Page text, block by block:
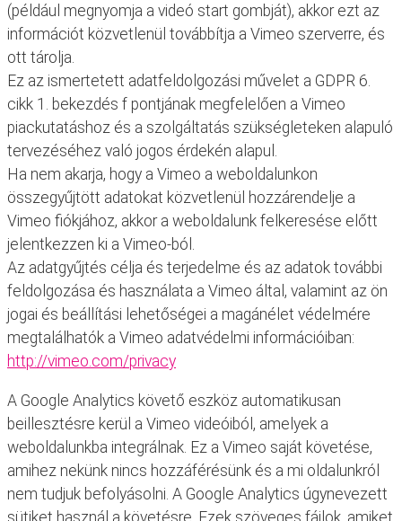
(például megnyomja a videó start gombját), akkor ezt az
információt közvetlenül továbbítja a Vimeo szerverre, és
ott tárolja.
Ez az ismertetett adatfeldolgozási művelet a GDPR 6.
cikk 1. bekezdés f pontjának megfelelően a Vimeo
piackutatáshoz és a szolgáltatás szükségleteken alapuló
tervezéséhez való jogos érdekén alapul.
Ha nem akarja, hogy a Vimeo a weboldalunkon
összegyűjtött adatokat közvetlenül hozzárendelje a
Vimeo fiókjához, akkor a weboldalunk felkeresése előtt
jelentkezzen ki a Vimeo-ból.
Az adatgyűjtés célja és terjedelme és az adatok további
feldolgozása és használata a Vimeo által, valamint az ön
jogai és beállítási lehetőségei a magánélet védelmére
megtalálhatók a Vimeo adatvédelmi információiban:
http://vimeo.com/privacy
A Google Analytics követő eszköz automatikusan
beillesztésre kerül a Vimeo videóiból, amelyek a
weboldalunkba integrálnak. Ez a Vimeo saját követése,
amihez nekünk nincs hozzáférésünk és a mi oldalunkról
nem tudjuk befolyásolni. A Google Analytics úgynevezett
sütiket használ a követésre. Ezek szöveges fájlok, amiket